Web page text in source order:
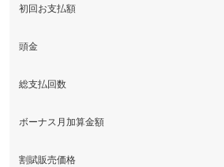
このパックの見積もり
初回お支払額
頭金
総支払回数
ボーナス月加算金額
割賦販売価格